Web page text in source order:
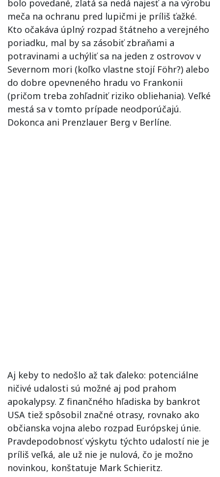
bolo povedané, zlatá sa nedá najesť a na výrobu
meča na ochranu pred lupičmi je príliš ťažké.
Kto očakáva úplný rozpad štátneho a verejného
poriadku, mal by sa zásobiť zbraňami a
potravinami a uchýliť sa na jeden z ostrovov v
Severnom mori (koľko vlastne stojí Föhr?) alebo
do dobre opevneného hradu vo Frankonii
(pričom treba zohľadniť riziko obliehania). Veľké
mestá sa v tomto prípade neodporúčajú.
Dokonca ani Prenzlauer Berg v Berlíne.
Aj keby to nedošlo až tak ďaleko: potenciálne
ničivé udalosti sú možné aj pod prahom
apokalypsy. Z finančného hľadiska by bankrot
USA tiež spôsobil značné otrasy, rovnako ako
občianska vojna alebo rozpad Európskej únie.
Pravdepodobnosť výskytu týchto udalostí nie je
príliš veľká, ale už nie je nulová, čo je možno
novinkou, konštatuje Mark Schieritz.